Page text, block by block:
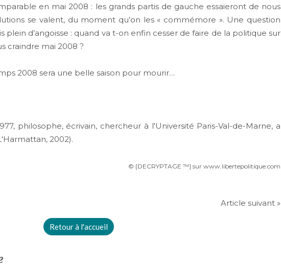
en mai 2008 : les grands partis de gauche essaieront de nous
se valent, du moment qu’on les « commémore ». Une question
plein d’angoisse : quand va t-on enfin cesser de faire de la politique sur
craindre mai 2008 ?
2008 sera une belle saison pour mourir…
philosophe, écrivain, chercheur à l'Université Paris-Val-de-Marne, a
2002).
© [DECRYPTAGE ™] sur www.libertepolitique.com
Article suivant »
Retour à l'accueil